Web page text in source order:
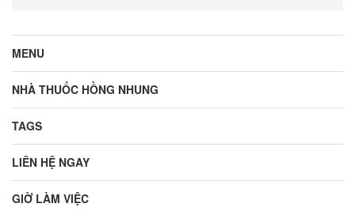
MENU
NHÀ THUỐC HỒNG NHUNG
TAGS
LIÊN HỆ NGAY
GIỜ LÀM VIỆC